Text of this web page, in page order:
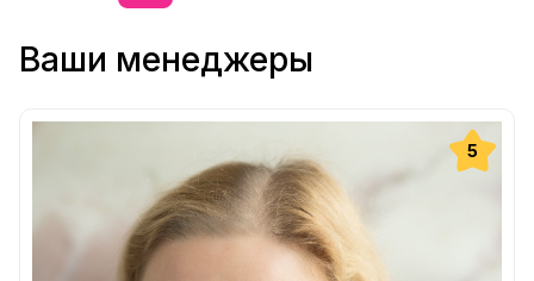
Ваши менеджеры
5